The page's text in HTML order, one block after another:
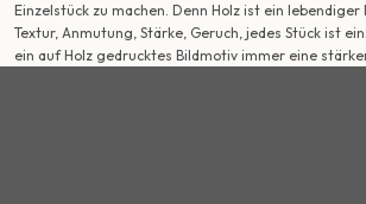
Einzelstück zu machen. Denn Holz ist ein
Textur, Anmutung, Stärke, Geruch, jedes Stück ist
ein auf Holz gedrucktes Bildmotiv immer eine